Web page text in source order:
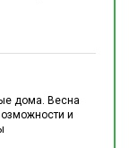
дома. Весна
и